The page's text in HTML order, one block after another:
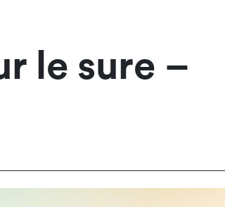
le sure –